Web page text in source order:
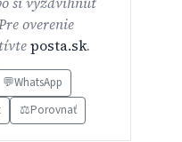
overenie
posta.sk.
💬WhatsApp
⚖️Porovnať